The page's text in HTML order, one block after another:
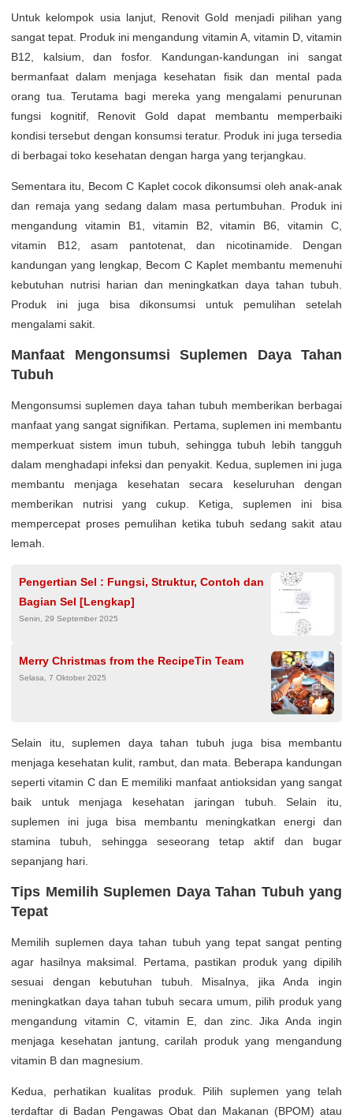
Untuk kelompok usia lanjut, Renovit Gold menjadi pilihan yang
sangat tepat. Produk ini mengandung vitamin A, vitamin D, vitamin
B12, kalsium, dan fosfor. Kandungan-kandungan ini sangat
bermanfaat dalam menjaga kesehatan fisik dan mental pada
orang tua. Terutama bagi mereka yang mengalami penurunan
fungsi kognitif, Renovit Gold dapat membantu memperbaiki
kondisi tersebut dengan konsumsi teratur. Produk ini juga tersedia
di berbagai toko kesehatan dengan harga yang terjangkau.
Sementara itu, Becom C Kaplet cocok dikonsumsi oleh anak-anak
dan remaja yang sedang dalam masa pertumbuhan. Produk ini
mengandung vitamin B1, vitamin B2, vitamin B6, vitamin C,
vitamin B12, asam pantotenat, dan nicotinamide. Dengan
kandungan yang lengkap, Becom C Kaplet membantu memenuhi
kebutuhan nutrisi harian dan meningkatkan daya tahan tubuh.
Produk ini juga bisa dikonsumsi untuk pemulihan setelah
mengalami sakit.
Manfaat Mengonsumsi Suplemen Daya Tahan
Tubuh
Mengonsumsi suplemen daya tahan tubuh memberikan berbagai
manfaat yang sangat signifikan. Pertama, suplemen ini membantu
memperkuat sistem imun tubuh, sehingga tubuh lebih tangguh
dalam menghadapi infeksi dan penyakit. Kedua, suplemen ini juga
membantu menjaga kesehatan secara keseluruhan dengan
memberikan nutrisi yang cukup. Ketiga, suplemen ini bisa
mempercepat proses pemulihan ketika tubuh sedang sakit atau
lemah.
Pengertian Sel : Fungsi, Struktur, Contoh dan
Bagian Sel [Lengkap]
Senin, 29 September 2025
Merry Christmas from the RecipeTin Team
Selasa, 7 Oktober 2025
Selain itu, suplemen daya tahan tubuh juga bisa membantu
menjaga kesehatan kulit, rambut, dan mata. Beberapa kandungan
seperti vitamin C dan E memiliki manfaat antioksidan yang sangat
baik untuk menjaga kesehatan jaringan tubuh. Selain itu,
suplemen ini juga bisa membantu meningkatkan energi dan
stamina tubuh, sehingga seseorang tetap aktif dan bugar
sepanjang hari.
Tips Memilih Suplemen Daya Tahan Tubuh yang
Tepat
Memilih suplemen daya tahan tubuh yang tepat sangat penting
agar hasilnya maksimal. Pertama, pastikan produk yang dipilih
sesuai dengan kebutuhan tubuh. Misalnya, jika Anda ingin
meningkatkan daya tahan tubuh secara umum, pilih produk yang
mengandung vitamin C, vitamin E, dan zinc. Jika Anda ingin
menjaga kesehatan jantung, carilah produk yang mengandung
vitamin B dan magnesium.
Kedua, perhatikan kualitas produk. Pilih suplemen yang telah
terdaftar di Badan Pengawas Obat dan Makanan (BPOM) atau